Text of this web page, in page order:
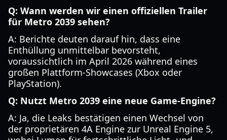
Q: Wann werden wir einen offiziellen Trailer
für Metro 2039 sehen?
A: Berichte deuten darauf hin, dass eine
Enthüllung unmittelbar bevorsteht,
voraussichtlich im April 2026 während eines
großen Plattform-Showcases (Xbox oder
PlayStation).
Q: Nutzt Metro 2039 eine neue Game-Engine?
A: Ja, die Leaks bestätigen einen Wechsel von
der proprietären 4A Engine zur Unreal Engine 5,